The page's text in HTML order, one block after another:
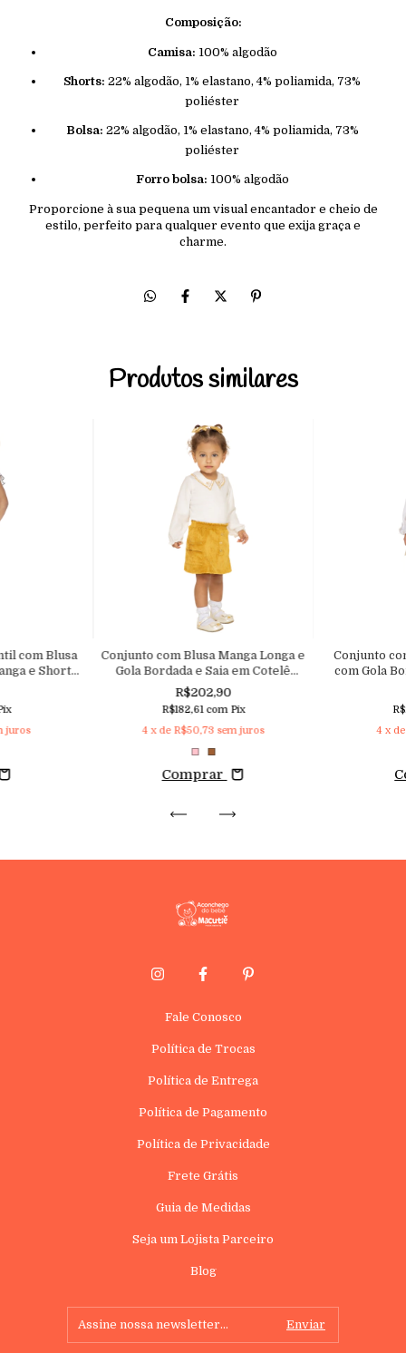
Composição:
Camisa: 100% algodão
Shorts: 22% algodão, 1% elastano, 4% poliamida, 73%
poliéster
Bolsa: 22% algodão, 1% elastano, 4% poliamida, 73%
poliéster
Forro bolsa: 100% algodão
Proporcione à sua pequena um visual encantador e cheio de
estilo, perfeito para qualquer evento que exija graça e
charme.
Produtos similares
com Blusa
e Shorts
juros
Conjunto com Blusa Manga Longa e
Gola Bordada e Saia em Cotelê
Aveludado com Cós de Elástico e
Bolsos
R$202,90
R$182,61 com Pix
4 x de R$50,73 sem juros
Comprar
Conjunto
com Gola
4 x
Fale Conosco
Política de Trocas
Política de Entrega
Política de Pagamento
Política de Privacidade
Frete Grátis
Guia de Medidas
Seja um Lojista Parceiro
Blog